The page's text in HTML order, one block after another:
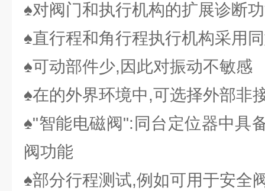
♠对阀门和执行机构的扩展诊断
♠直行程和角行程执行机构采用
♠可动部件少,因此对振动不敏感
♠在的外界环境中,可选择外部非
♠"智能电磁阀":同台定位器中具
阀功能
♠部分行程测试,例如可用于安全